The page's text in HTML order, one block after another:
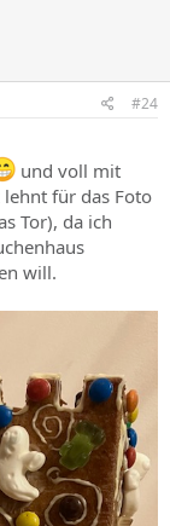
#24
und voll mit
für das Foto
Tor), da ich
will.